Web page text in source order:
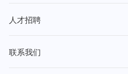
人才招聘
联系我们